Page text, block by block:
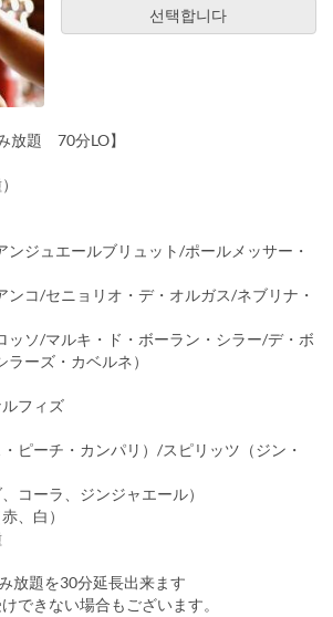
선택합니다
放題 70分LO】
ンジュエールブリュット/ポールメッサー・
ンコ/セニョリオ・デ・オルガス/ネブリナ・
ッソ/マルキ・ド・ボーラン・シラー/デ・ボ
ーズ・カベルネ）
フィズ
ピーチ・カンパリ）/スピリッツ（ジン・
コーラ、ジンジャエール）
、白）
放題を30分延長出来ます
できない場合もございます。